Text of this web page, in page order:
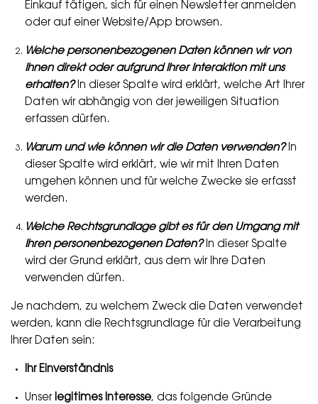
Einkauf tätigen, sich für einen Newsletter anmelden
oder auf einer Website/App browsen.
Welche personenbezogenen Daten können wir von
Ihnen direkt oder aufgrund Ihrer Interaktion mit uns
erhalten?In dieser Spalte wird erklärt, welche Art Ihrer
Daten wir abhängig von der jeweiligen Situation
erfassen dürfen.
Warum und wie können wir die Daten verwenden?In
dieser Spalte wird erklärt, wie wir mit Ihren Daten
umgehen können und für welche Zwecke sie erfasst
werden.
Welche Rechtsgrundlage gibt es für den Umgang mit
Ihren personenbezogenen Daten?In dieser Spalte
wird der Grund erklärt, aus dem wir Ihre Daten
verwenden dürfen.
Je nachdem, zu welchem Zweck die Daten verwendet
werden, kann die Rechtsgrundlage für die Verarbeitung
Ihrer Daten sein:
Ihr Einverständnis
Unser legitimes Interesse, das folgende Gründe